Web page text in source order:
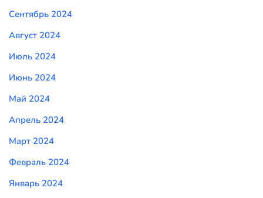
Сентябрь 2024
Август 2024
Июль 2024
Июнь 2024
Май 2024
Апрель 2024
Март 2024
Февраль 2024
Январь 2024